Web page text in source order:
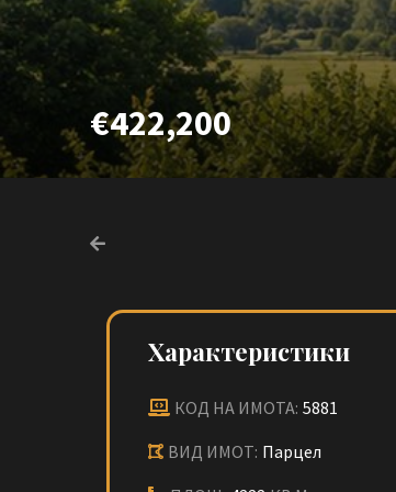
€422,200
Характеристики
КОД НА ИМОТА: 5881
ВИД ИМОТ: Парцел